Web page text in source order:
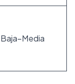
Baja–Media